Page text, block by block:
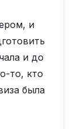
и
и до
то, кто
была